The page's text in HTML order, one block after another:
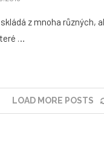
z mnoha různých,
…
LOAD MORE POSTS